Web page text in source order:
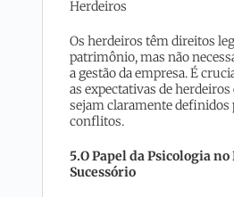
Herdeiros
Os herdeiros têm direitos
patrimônio, mas não
a gestão da empresa. É
as expectativas de herdeiros
sejam claramente definidos
conflitos.
5.O Papel da Psicologia
Sucessório